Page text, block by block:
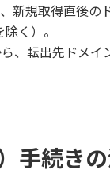
新規取得直後
く）。
、転出先ドメイ
手続き